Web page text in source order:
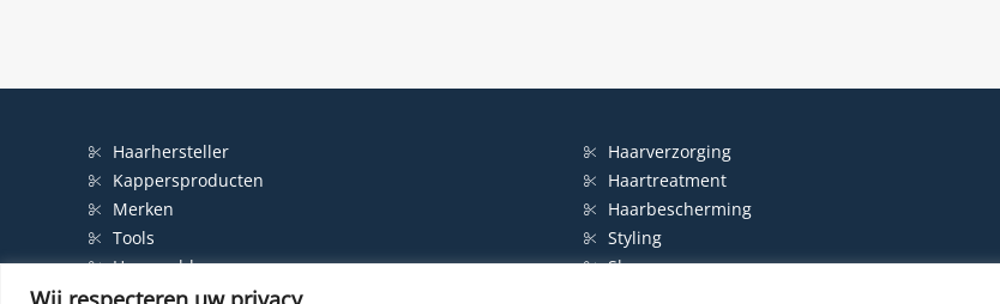
Haarhersteller
Kappersproducten
Merken
Tools
Haarproblemen
Haarverzorging
Haartreatment
Haarbescherming
Styling
Shampoo